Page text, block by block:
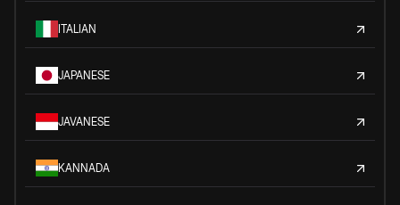
ITALIAN
JAPANESE
JAVANESE
KANNADA